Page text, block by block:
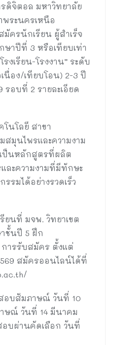
ดิจิตอล มหาวิทยาลัย
พระนครเหนือ
ครนักเรียน ผู้สำเร็จ
าปีที่ 3 หรือเทียบเท่า
งเรียน-โรงงาน” ระดับ
อง/เทียบโอน) 2-3 ปี
รอบที่ 2 รายละเอียด
นโลยี สาขา
สมุนไพรและความงาม
ป็นหลักสูตรที่ผลิต
ละความงามที่มีทักษะ
รมได้อย่างรวดเร็ว
ยนที่ มจพ. วิทยาเขต
ชั้นปี 5 ฝึก
ารรับสมัคร ตั้งแต่
สมัครออนไลน์ได้ที่
อบสัมภาษณ์ วันที่ 10
ษณ์ วันที่ 14 มีนาคม
อบผ่านคัดเลือก วันที่